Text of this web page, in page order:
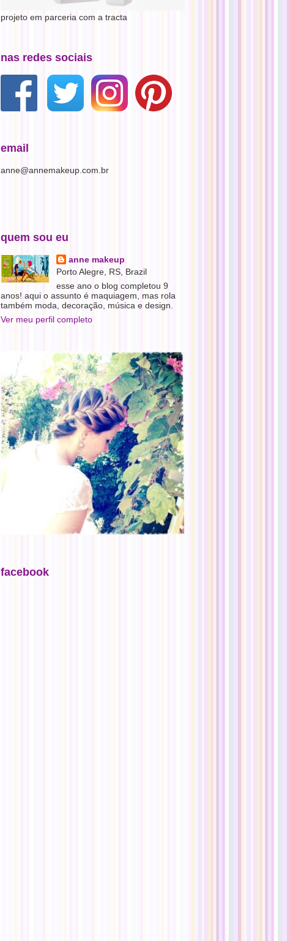
projeto em parceria com a tracta
nas redes sociais
email
anne@annemakeup.com.br
quem sou eu
anne makeup
Porto Alegre, RS, Brazil
esse ano o blog completou 9
anos! aqui o assunto é maquiagem, mas rola
também moda, decoração, música e design.
Ver meu perfil completo
facebook